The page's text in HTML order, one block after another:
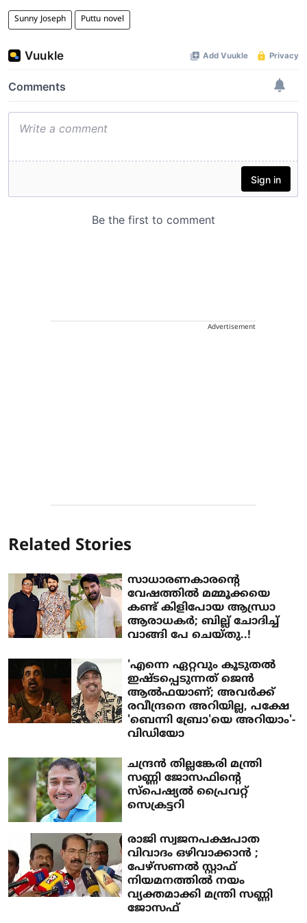
Sunny Joseph Puttu novel
Advertisement
Related Stories
സാധാരണകാരന്റെ
വേഷത്തില്‍ മമ്മൂക്കയെ
കണ്ട് കിളിപോയ ആന്ധ്രാ
ആരാധകര്‍; ബില്ല് ചോദിച്ച്
വാങ്ങി പേ ചെയ്തു..!
'എന്നെ ഏറ്റവും കൂടുതൽ‌
ഇഷ്ടപ്പെടുന്നത് ജെൻ
ആൽഫയാണ്; അവർക്ക്
രവീന്ദ്രനെ അറിയില്ല, പക്ഷേ
'ബെന്നി ബ്രോ'യെ അറിയാം'-
വിഡിയോ
ചന്ദ്രൻ തില്ലങ്കേരി മന്ത്രി
സണ്ണി ജോസഫിൻ്റെ
സ്പെഷ്യൽ പ്രൈവറ്റ്
സെക്രട്ടറി
രാജി സ്വജനപക്ഷപാത
വിവാദം ഒഴിവാക്കാൻ ;
പേഴ്സണൽ സ്റ്റാഫ്
നിയമനത്തിൽ നയം
വ്യക്തമാക്കി മന്ത്രി സണ്ണി
ജോസഫ്